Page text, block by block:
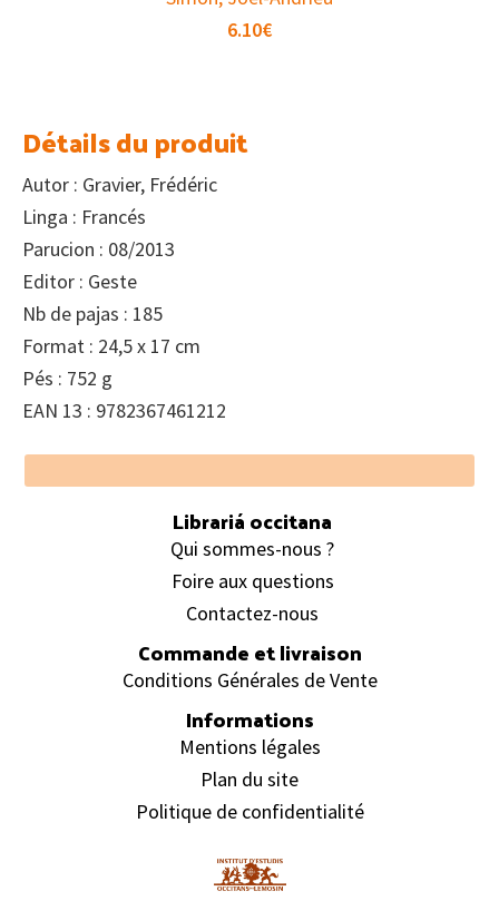
6.10€
Détails du produit
Autor : Gravier, Frédéric
Linga : Francés
Parucion : 08/2013
Editor : Geste
Nb de pajas : 185
Format : 24,5 x 17 cm
Pés : 752 g
EAN 13 : 9782367461212
Footer
Librariá occitana
Qui sommes-nous ?
Foire aux questions
Contactez-nous
Commande et livraison
Conditions Générales de Vente
Informations
Mentions légales
Plan du site
Politique de confidentialité